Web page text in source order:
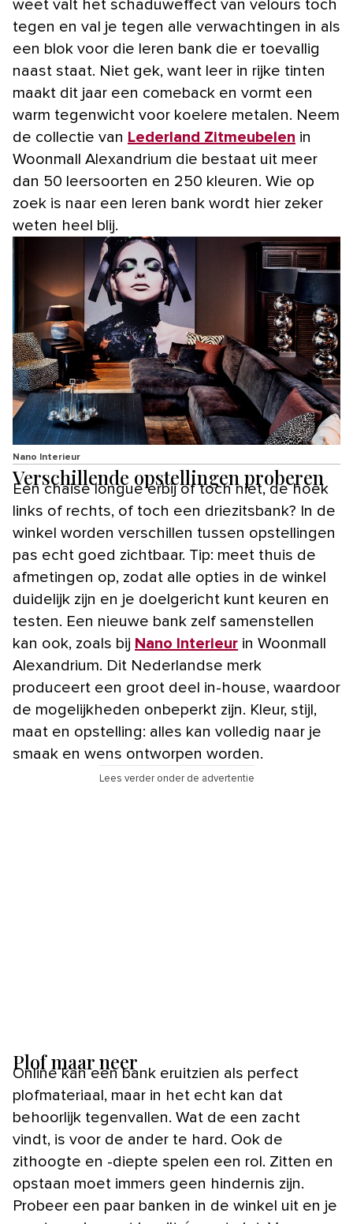
weet valt het schaduweffect van velours toch
tegen en val je tegen alle verwachtingen in als
een blok voor die leren bank die er toevallig
naast staat. Niet gek, want leer in rijke tinten
maakt dit jaar een comeback en vormt een
warm tegenwicht voor koelere metalen. Neem
de collectie van Lederland Zitmeubelen in
Woonmall Alexandrium die bestaat uit meer
dan 50 leersoorten en 250 kleuren. Wie op
zoek is naar een leren bank wordt hier zeker
weten heel blij.
Nano Interieur
Verschillende opstellingen proberen
Een chaise longue erbij of toch niet, de hoek
links of rechts, of toch een driezitsbank? In de
winkel worden verschillen tussen opstellingen
pas echt goed zichtbaar. Tip: meet thuis de
afmetingen op, zodat alle opties in de winkel
duidelijk zijn en je doelgericht kunt keuren en
testen. Een nieuwe bank zelf samenstellen
kan ook, zoals bij Nano Interieur in Woonmall
Alexandrium. Dit Nederlandse merk
produceert een groot deel in-house, waardoor
de mogelijkheden onbeperkt zijn. Kleur, stijl,
maat en opstelling: alles kan volledig naar je
smaak en wens ontworpen worden.
Lees verder onder de advertentie
Plof maar neer
Online kan een bank eruitzien als perfect
plofmateriaal, maar in het echt kan dat
behoorlijk tegenvallen. Wat de een zacht
vindt, is voor de ander te hard. Ook de
zithoogte en -diepte spelen een rol. Zitten en
opstaan moet immers geen hindernis zijn.
Probeer een paar banken in de winkel uit en je